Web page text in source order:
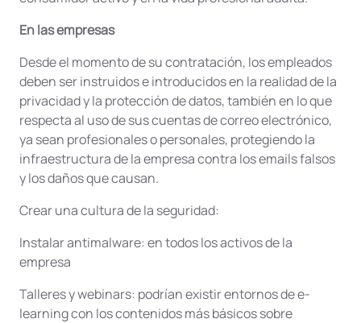
En las empresas
Desde el momento de su contratación, los empleados
deben ser instruidos e introducidos en la realidad de la
privacidad y la protección de datos, también en lo que
respecta al uso de sus cuentas de correo electrónico,
ya sean profesionales o personales, protegiendo la
infraestructura de la empresa contra los emails falsos
y los daños que causan.
Crear una cultura de la seguridad:
Instalar antimalware: en todos los activos de la
empresa
Talleres y webinars: podrían existir entornos de e-
learning con los contenidos más básicos sobre